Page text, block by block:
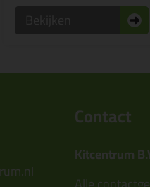
Contact
Kitcentrum